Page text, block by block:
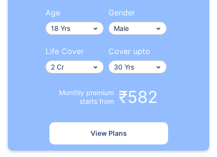
Age Gender
Life Cover Cover upto
Monthly premium
starts from
₹582
View Plans
வயது டேர்ம் இன்சூரன்ஸ் பிரீமியங்களை எ
பாதிக்கிறது
24 வயது 34 வயது